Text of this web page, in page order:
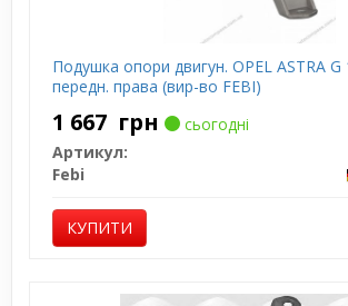
Подушка опори двигун. OPEL ASTRA G
передн. права (вир-во FEBI)
1 667 грн
сьогодні
Артикул:
Febi
КУПИТИ